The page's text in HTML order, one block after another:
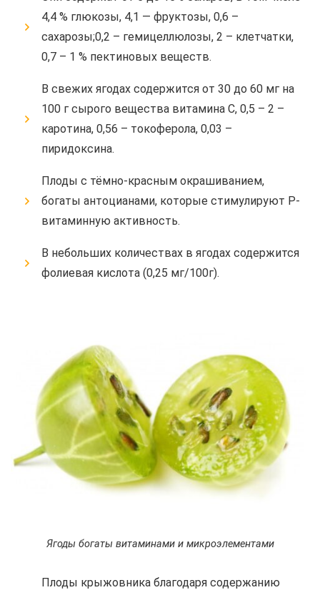
4,4 % глюкозы, 4,1 — фруктозы, 0,6 –
сахарозы;0,2 – гемицеллюлозы, 2 – клетчатки,
0,7 – 1 % пектиновых веществ.
В свежих ягодах содержится от 30 до 60 мг на
100 г сырого вещества витамина С, 0,5 – 2 –
каротина, 0,56 – токоферола, 0,03 –
пиридоксина.
Плоды с тёмно-красным окрашиванием,
богаты антоцианами, которые стимулируют Р-
витаминную активность.
В небольших количествах в ягодах содержится
фолиевая кислота (0,25 мг/100г).
Ягоды богаты витаминами и микроэлементами
Плоды крыжовника благодаря содержанию